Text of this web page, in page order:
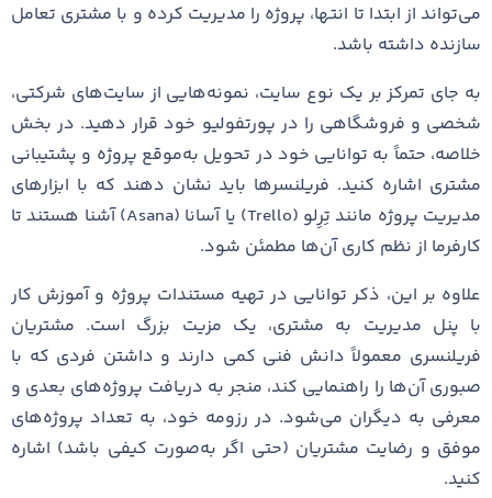
می‌تواند از ابتدا تا انتها، پروژه را مدیریت کرده و با مشتری تعامل
سازنده داشته باشد.
به جای تمرکز بر یک نوع سایت، نمونه‌هایی از سایت‌های شرکتی،
شخصی و فروشگاهی را در پورتفولیو خود قرار دهید. در بخش
خلاصه، حتماً به توانایی خود در تحویل به‌موقع پروژه و پشتیبانی
مشتری اشاره کنید. فریلنسرها باید نشان دهند که با ابزارهای
مدیریت پروژه مانند تِرِلو (Trello) یا آسانا (Asana) آشنا هستند تا
کارفرما از نظم کاری آن‌ها مطمئن شود.
علاوه بر این، ذکر توانایی در تهیه مستندات پروژه و آموزش کار
با پنل مدیریت به مشتری، یک مزیت بزرگ است. مشتریان
فریلنسری معمولاً دانش فنی کمی دارند و داشتن فردی که با
صبوری آن‌ها را راهنمایی کند، منجر به دریافت پروژه‌های بعدی و
معرفی به دیگران می‌شود. در رزومه خود، به تعداد پروژه‌های
موفق و رضایت مشتریان (حتی اگر به‌صورت کیفی باشد) اشاره
کنید.